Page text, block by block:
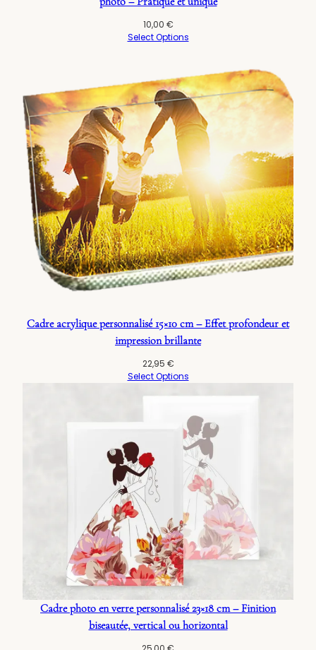
10,00 €
Select Options
Cadre acrylique personnalisé 15×10 cm – Effet profondeur et
impression brillante
22,95 €
Select Options
Cadre photo en verre personnalisé 23×18 cm – Finition
biseautée, vertical ou horizontal